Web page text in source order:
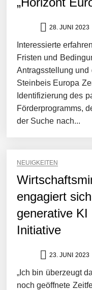
28. JUNI 2023
Interessierte
Fristen und
Antragsstellung und
Steinbeis Europa
Identifizierung des
Förderprogramms,
der Suche nach...
NEUIGKEITEN
engagiert
generative
Initiative
23. JUNI 2023
„Ich bin überzeugt
noch geöffnete